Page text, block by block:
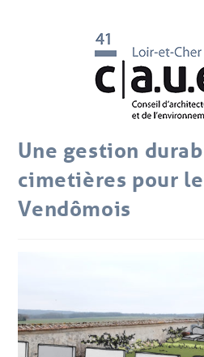
Une gestion
cimetières pour le
Vendômois